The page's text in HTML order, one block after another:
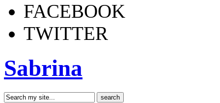
FACEBOOK
TWITTER
Sabrina